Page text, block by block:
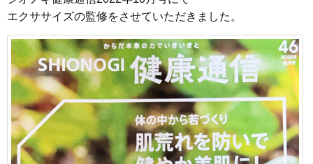
エクササイズの監修をさせていただきました。